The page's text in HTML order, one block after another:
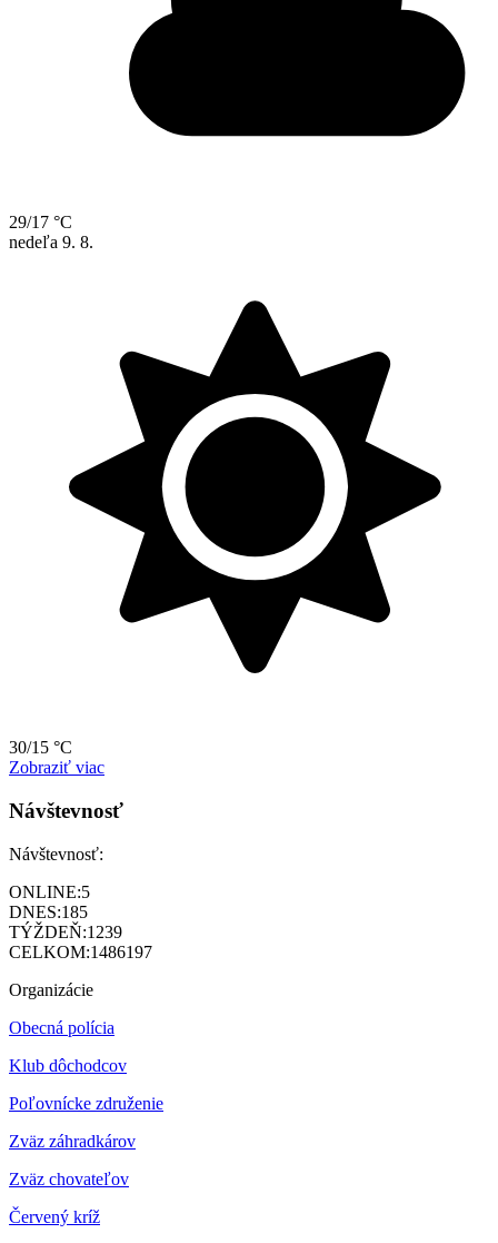
29/17 °C
nedeľa 9. 8.
30/15 °C
Zobraziť viac
Návštevnosť
Návštevnosť:
ONLINE:5
DNES:185
TÝŽDEŇ:1239
CELKOM:1486197
Organizácie
Obecná polícia
Klub dôchodcov
Poľovnícke združenie
Zväz záhradkárov
Zväz chovateľov
Červený kríž